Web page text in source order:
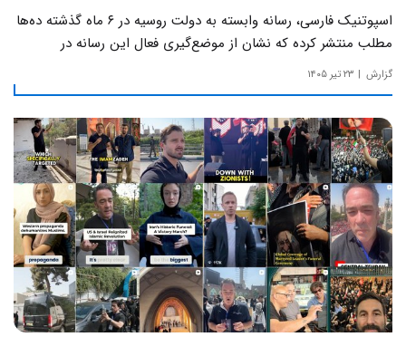
اسپوتنیک فارسی، رسانه وابسته به دولت روسیه در ۶ ماه گذشته ده‌ها
مطلب منتشر کرده که نشان از موضع‌گیری فعال این رسانه‌ در
حساس‌ترین مسائل چالش‌های داخلی ایران دارد.
گزارش ۲۳ تیر ۱۴۰۵